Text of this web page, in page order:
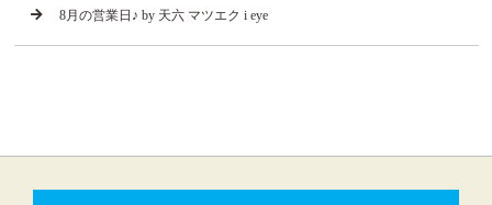
8月の営業日♪ by 天六 マツエク i eye